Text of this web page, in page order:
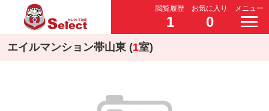
閲覧履歴
1
お気に入り
0
メニュー
エイルマンション帯山東 (1室)